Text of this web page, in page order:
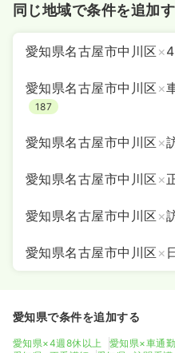
同じ地域で条件を追加
愛知県名古屋市中川区 ×
愛知県名古屋市中川区 ×
187
愛知県名古屋市中川区 ×
愛知県名古屋市中川区 ×
愛知県名古屋市中川区 ×
愛知県名古屋市中川区 ×
愛知県で条件を追加する
愛知県×4週8休以上 愛知県×車通